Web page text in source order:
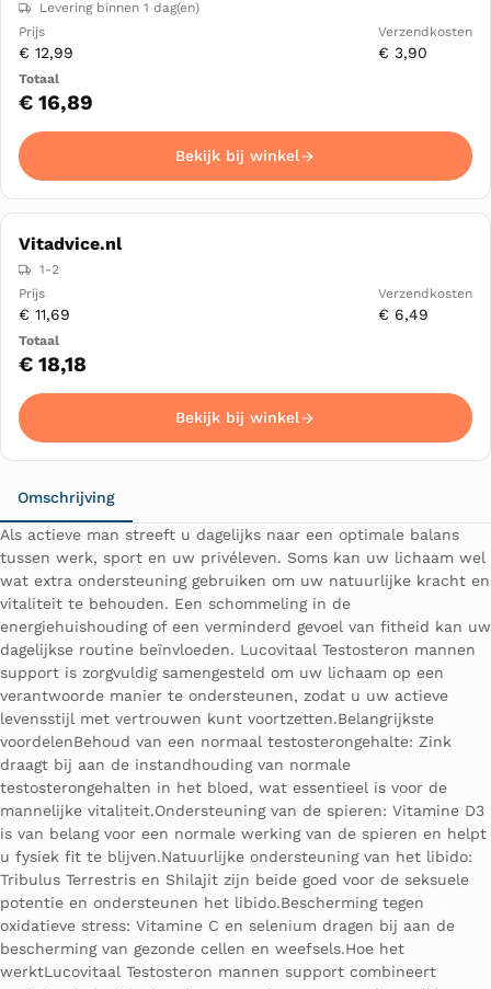
Levering binnen 1 dag(en)
€ 12,99 € 3,90
€ 16,89
Bekijk bij winkel
Vitadvice.nl
1-2
€ 11,69 € 6,49
€ 18,18
Bekijk bij winkel
Omschrijving
Als actieve man streeft u dagelijks naar een optimale balans
tussen werk, sport en uw privéleven. Soms kan uw lichaam wel
wat extra ondersteuning gebruiken om uw natuurlijke kracht en
vitaliteit te behouden. Een schommeling in de
energiehuishouding of een verminderd gevoel van fitheid kan uw
dagelijkse routine beïnvloeden. Lucovitaal Testosteron mannen
support is zorgvuldig samengesteld om uw lichaam op een
verantwoorde manier te ondersteunen, zodat u uw actieve
levensstijl met vertrouwen kunt voortzetten.Belangrijkste
voordelenBehoud van een normaal testosterongehalte: Zink
draagt bij aan de instandhouding van normale
testosterongehalten in het bloed, wat essentieel is voor de
mannelijke vitaliteit.Ondersteuning van de spieren: Vitamine D3
is van belang voor een normale werking van de spieren en helpt
u fysiek fit te blijven.Natuurlijke ondersteuning van het libido:
Tribulus Terrestris en Shilajit zijn beide goed voor de seksuele
potentie en ondersteunen het libido.Bescherming tegen
oxidatieve stress: Vitamine C en selenium dragen bij aan de
bescherming van gezonde cellen en weefsels.Hoe het
werktLucovitaal Testosteron mannen support combineert